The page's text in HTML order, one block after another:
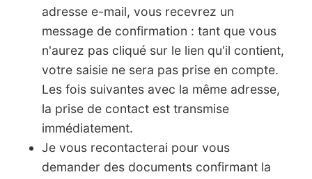
adresse e-mail, vous recevrez un
message de confirmation : tant que vous
n'aurez pas cliqué sur le lien qu'il contient,
votre saisie ne sera pas prise en compte.
Les fois suivantes avec la même adresse,
la prise de contact est transmise
immédiatement.
Je vous recontacterai pour vous
demander des documents confirmant la